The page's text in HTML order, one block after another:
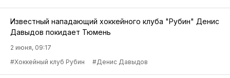
Известный нападающий хоккейного клуба "Рубин" Денис
Давыдов покидает Тюмень
2 июня, 09:17
#Хоккейный клуб Рубин
#Денис Давыдов